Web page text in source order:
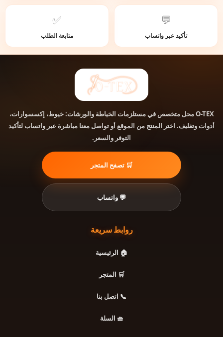
💬
تأكيد عبر واتساب
✅
متابعة الطلب
O-TEXمحل متخصص في مستلزمات الخياطة والورشات: خيوط، إكسسوارات،
أدوات وتغليف. اختر المنتج من الموقع أو تواصل معنا مباشرة عبر واتساب لتأكيد
التوفر والسعر.
🛒 تصفح المتجر
💬 واتساب
روابط سريعة
🏠 الرئيسية
🛒 المتجر
📞 اتصل بنا
🧺 السلة